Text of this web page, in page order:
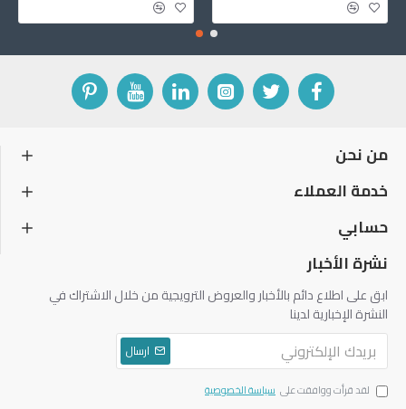
من نحن
خدمة العملاء
حسابي
نشرة الأخبار
ابق على اطلاع دائم بالأخبار والعروض الترويجية من خلال الاشتراك في
النشرة الإخبارية لدينا
ارسال
لقد قرأت ووافقت على سياسة الخصوصية